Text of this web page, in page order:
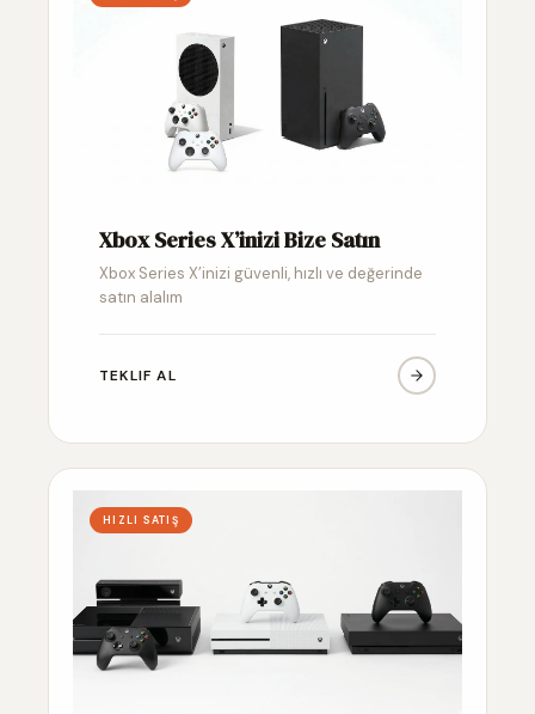
Xbox Series X’inizi Bize Satın
Xbox Series X’inizi güvenli, hızlı ve değerinde
satın alalım
TEKLIF AL
HIZLI SATIŞ